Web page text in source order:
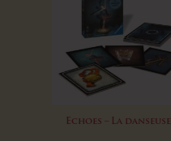
Echoes – La danseuse